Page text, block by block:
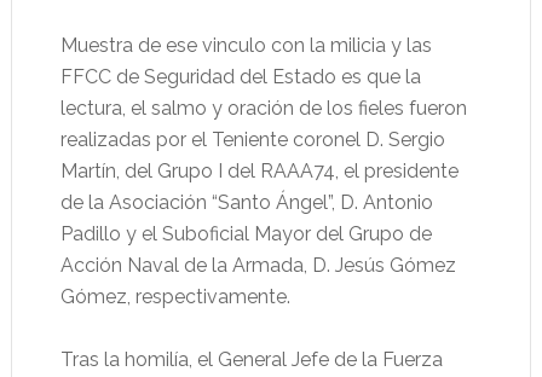
Muestra de ese vinculo con la milicia y las
FFCC de Seguridad del Estado es que la
lectura, el salmo y oración de los fieles fueron
realizadas por el Teniente coronel D. Sergio
Martín, del Grupo I del RAAA74, el presidente
de la Asociación “Santo Ángel”, D. Antonio
Padillo y el Suboficial Mayor del Grupo de
Acción Naval de la Armada, D. Jesús Gómez
Gómez, respectivamente.
Tras la homilía, el General Jefe de la Fuerza